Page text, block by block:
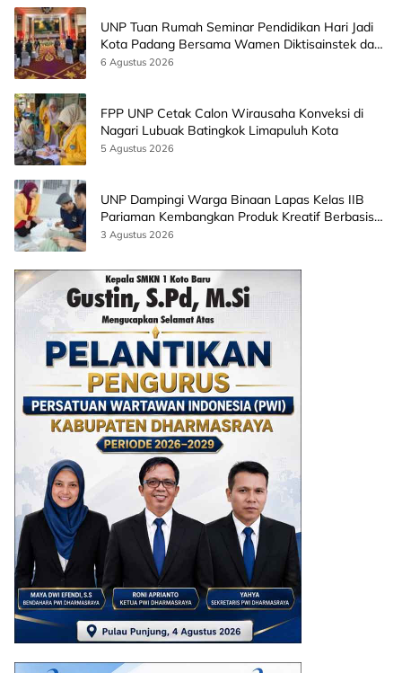
UNP Tuan Rumah Seminar Pendidikan Hari Jadi
Kota Padang Bersama Wamen Diktisainstek dan
CEO EMGS Malaysia
6 Agustus 2026
FPP UNP Cetak Calon Wirausaha Konveksi di
Nagari Lubuak Batingkok Limapuluh Kota
5 Agustus 2026
UNP Dampingi Warga Binaan Lapas Kelas IIB
Pariaman Kembangkan Produk Kreatif Berbasis
AI
3 Agustus 2026